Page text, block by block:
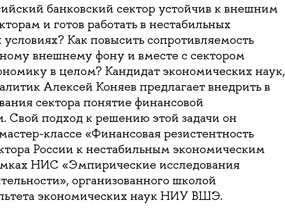
банковский сектор устойчив к внешним
и готов работать в нестабильных
Как повысить сопротивляемость
внешнему фону и вместе с сектором
в целом? Кандидат экономических наук,
Алексей Коняев предлагает внедрить в
сектора понятие финансовой
Свой подход к решению этой задачи он
классе «Финансовая резистентность
России к нестабильным экономическим
НИС «Эмпирические исследования
организованного школой
экономических наук НИУ ВШЭ.